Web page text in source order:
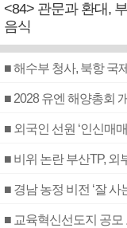
<84> 관문과 환대,
음식
■ 해수부 청사, 북항 국
■ 2028 유엔 해양총회
■ 외국인 선원 ‘인신매
■ 비위 논란 부산TP, 외
■ 경남 농정 비전 ‘잘
■ 교육혁신선도지 공모